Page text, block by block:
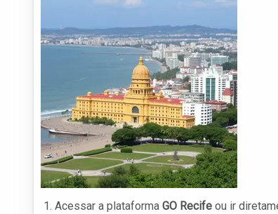
Acessar a plataforma GO Recife ou ir